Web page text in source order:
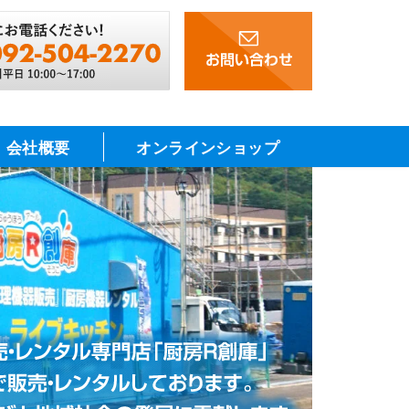
会社概要 オンラインショップ